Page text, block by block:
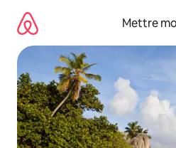
directement
contenu
Mettre